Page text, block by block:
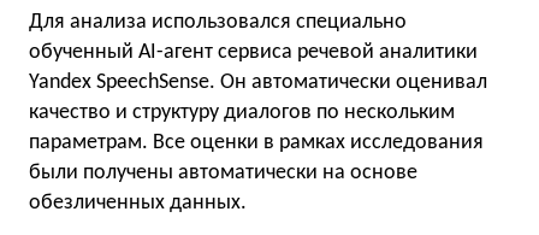
Для анализа использовался специально
обученный AI-агент сервиса речевой аналитики
Yandex SpeechSense. Он автоматически оценивал
качество и структуру диалогов по нескольким
параметрам. Все оценки в рамках исследования
были получены автоматически на основе
обезличенных данных.